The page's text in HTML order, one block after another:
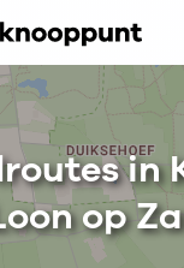
in
op